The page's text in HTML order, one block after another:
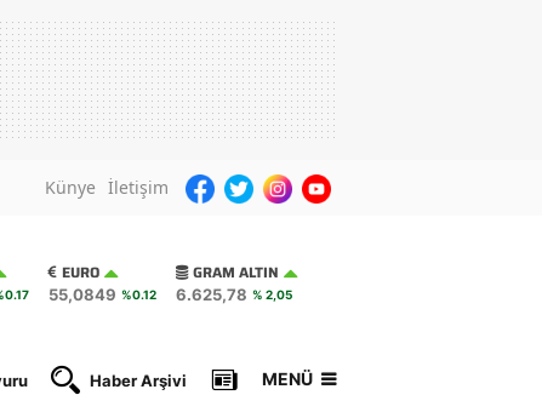
Künye İletişim
EURO
55,0849 %0.12
GRAM ALTIN
6.625,78 % 2,05
Haber Arşivi Gazete Manşetleri
MENÜ